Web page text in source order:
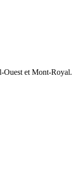
Ouest et Mont-Royal.